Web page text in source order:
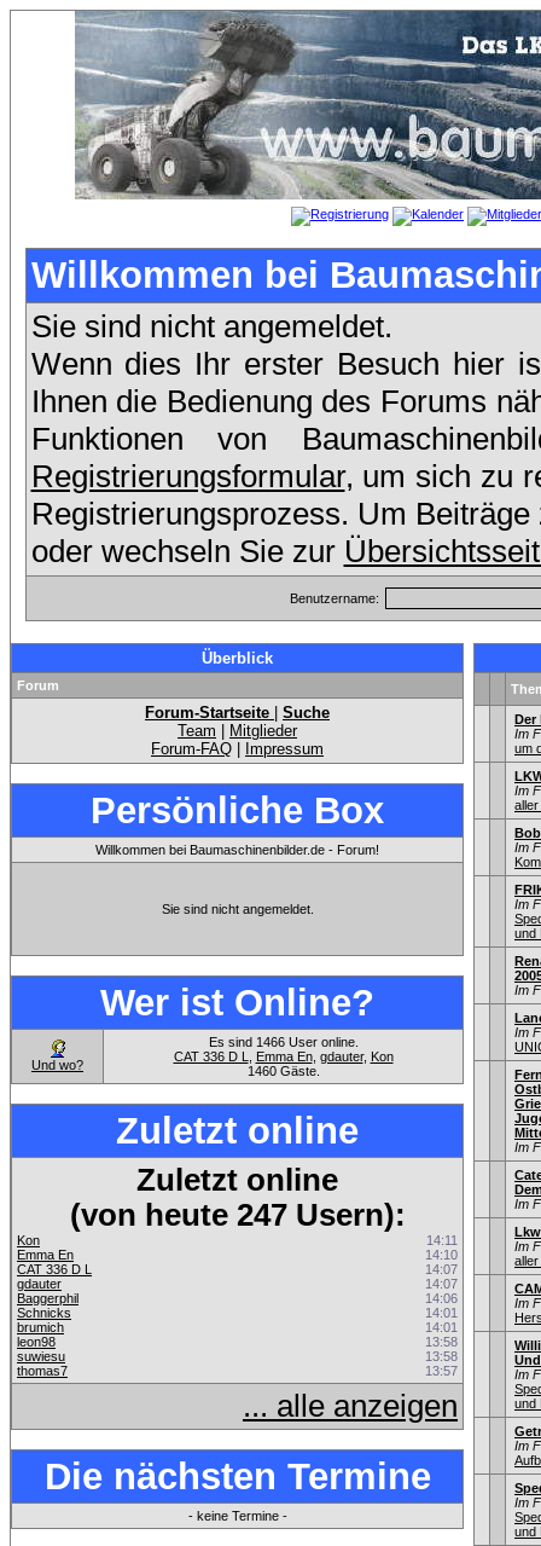
Willkommen bei
Sie sind nicht angemeldet.
Wenn dies Ihr erster Besuch hier
Ihnen die Bedienung des Forums
Funktionen von
Registrierungsformular, um sich zu
Registrierungsprozess. Um
oder wechseln Sie zur
Benutzername:
Überblick
Forum
Forum-Startseite
Suche
Team
Mitglieder
Forum-FAQ
Impressum
Persönliche Box
Willkommen bei Baumaschinenbilder.de - Forum!
Sie sind nicht angemeldet.
Wer ist Online?
Und wo?
Es sind 1466 User online.
CAT 336 D L
Emma En, gdauter, Kon
1460 Gäste.
Zuletzt online
Zuletzt online
(von heute 247 Usern):
Kon
14:11
Emma En
14:10
CAT 336 D L
14:07
gdauter
14:07
Baggerphil
14:06
Schnicks
14:01
brumich
14:01
leon98
13:58
suwiesu
13:58
thomas7
13:57
... alle anzeigen
Die nächsten Termine
- keine Termine -
Der
Im
um
Im
aller
Im
Im
und
Im
Im
Im
Im
Im
aller
Im
Im
und
Im
Im
und